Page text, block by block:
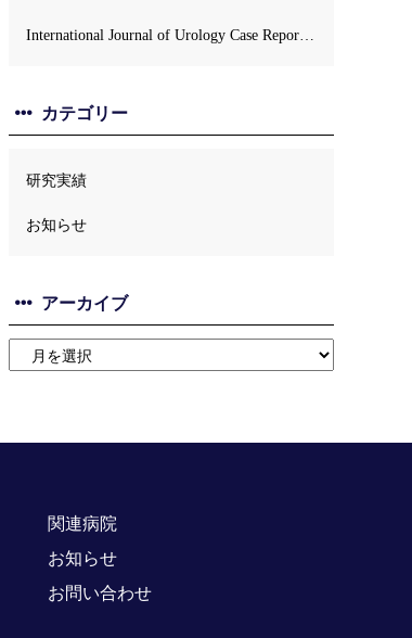
カテゴリー
研究実績
お知らせ
アーカイブ
関連病院
お知らせ
お問い合わせ